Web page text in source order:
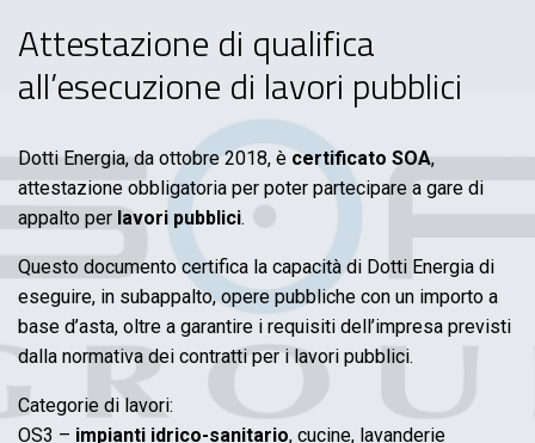
Attestazione di qualifica
all’esecuzione di lavori pubblici
Dotti Energia, da ottobre 2018, è certificato SOA,
attestazione obbligatoria per poter partecipare a gare di
appalto per lavori pubblici.
Questo documento certifica la capacità di Dotti Energia di
eseguire, in subappalto, opere pubbliche con un importo a
base d’asta, oltre a garantire i requisiti dell’impresa previsti
dalla normativa dei contratti per i lavori pubblici.
Categorie di lavori:
OS3 – impianti idrico-sanitario, cucine, lavanderie